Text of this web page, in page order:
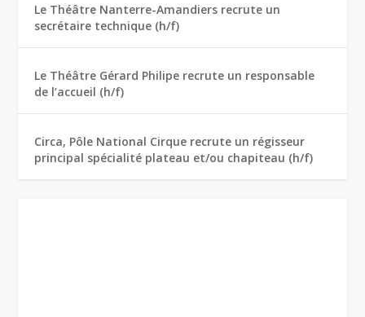
Le Théâtre Nanterre-Amandiers recrute un
secrétaire technique (h/f)
Le Théâtre Gérard Philipe recrute un responsable
de l’accueil (h/f)
Circa, Pôle National Cirque recrute un régisseur
principal spécialité plateau et/ou chapiteau (h/f)